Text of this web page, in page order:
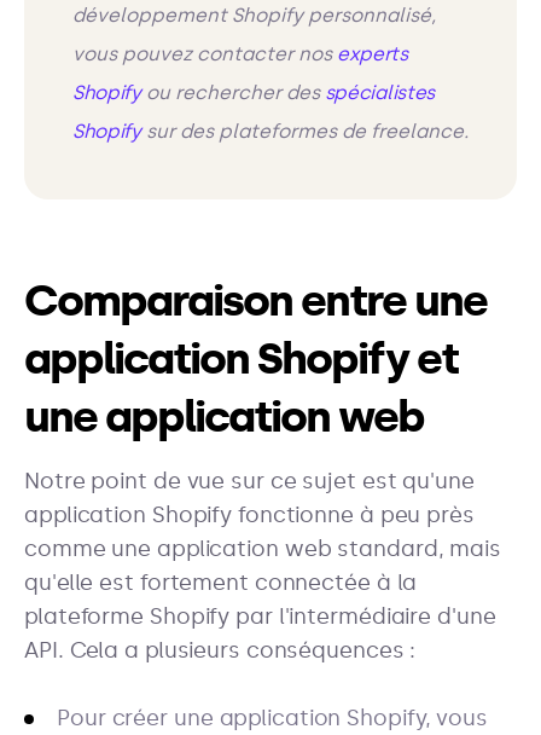
développement Shopify personnalisé,
vous pouvez contacter nos experts
Shopifyou rechercher des spécialistes
Shopifysur des plateformes de freelance.
Comparaison entre une
application Shopify et
une application web
Notre point de vue sur ce sujet est qu'une
application Shopify fonctionne à peu près
comme une application web standard, mais
qu'elle est fortement connectée à la
plateforme Shopify par l'intermédiaire d'une
API. Cela a plusieurs conséquences :
Pour créer une application Shopify, vous